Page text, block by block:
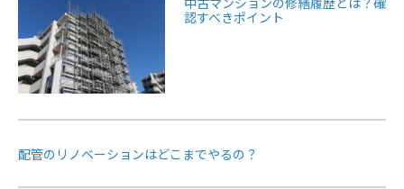
認すべきポイント
配管のリノベーションはどこまでやるの？